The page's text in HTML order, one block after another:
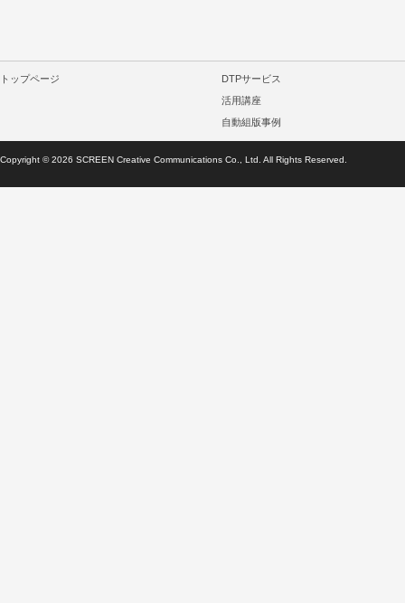
トップページ
DTPサービス
活用講座
自動組版事例
Copyright ©2026 SCREEN Creative Communications Co., Ltd. All Rights Reserved.